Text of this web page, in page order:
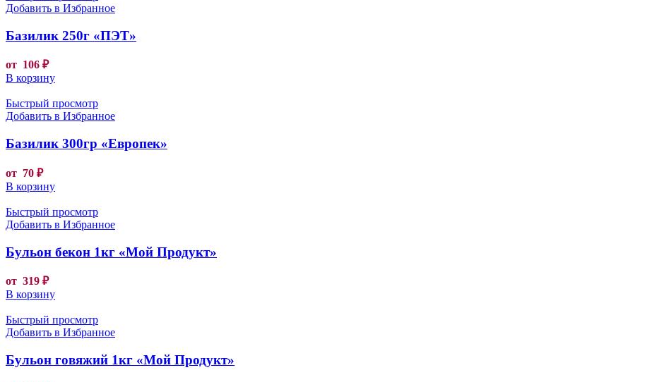
Добавить в Избранное
Базилик 250г «ПЭТ»
от 106 ₽
В корзину
Быстрый просмотр
Добавить в Избранное
Базилик 300гр «Европек»
от 70 ₽
В корзину
Быстрый просмотр
Добавить в Избранное
Бульон бекон 1кг «Мой Продукт»
от 319 ₽
В корзину
Быстрый просмотр
Добавить в Избранное
Бульон говяжий 1кг «Мой Продукт»